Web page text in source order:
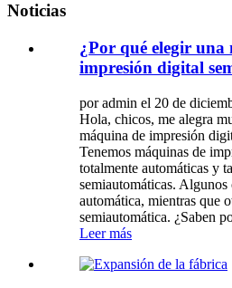
Noticias
¿Por qué elegir una
impresión digital
por admin el 20 de
Hola, chicos, me alegra
máquina de impresión
Tenemos máquinas de
totalmente automáticas y
semiautomáticas. Algunos
automática, mientras que
semiautomática. ¿Saben
Leer más